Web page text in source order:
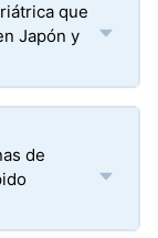
que
Japón y
de